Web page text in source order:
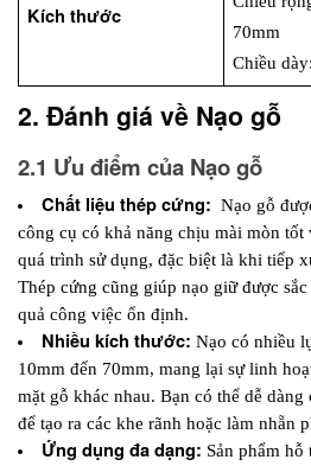
Kích thước
70mm
Chiều
2. Đánh giá về Nạo gỗ
2.1 Ưu điểm của Nạo gỗ
Chất liệu thép cứng: Nạo gỗ
công cụ có khả năng chịu mài mòn tốt
quá trình sử dụng, đặc biệt là khi tiếp
Thép cứng cũng giúp nạo giữ được
quả công việc ổn định.
Nhiều kích thước: Nạo có nhiều
10mm đến 70mm, mang lại sự linh
mặt gỗ khác nhau. Bạn có thể dễ
để tạo ra các khe rãnh hoặc làm nhẵn
Ứng dụng đa dạng: Sản phẩm hỗ